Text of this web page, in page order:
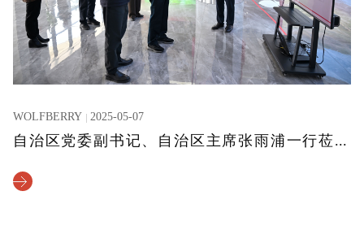
WOLFBERRY 2025-05-07
自治区党委副书记、自治区主席张雨浦一行莅临调研沃福百瑞